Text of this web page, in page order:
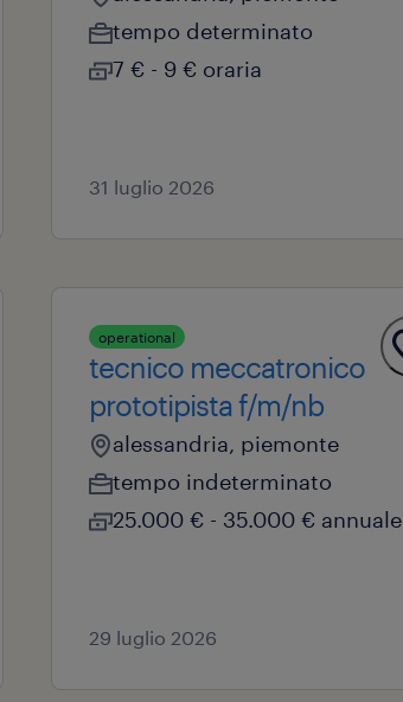
tempo determinato
7 € - 9 € oraria
31 luglio 2026
operational
tecnico meccatronico
prototipista f/m/nb
alessandria, piemonte
tempo indeterminato
25.000 € - 35.000 € annuale
29 luglio 2026